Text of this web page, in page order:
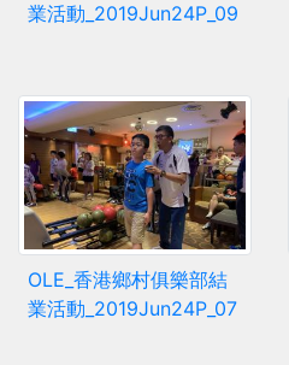
業活動_2019Jun24P_09
OLE_香港鄉村俱樂部結
業活動_2019Jun24P_07